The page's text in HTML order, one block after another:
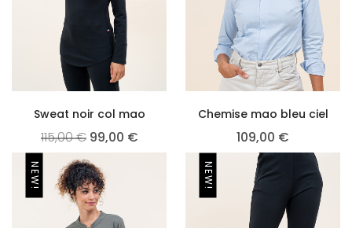
Sweat noir col mao
115,00€ 99,00 €
Chemise mao bleu ciel
109,00 €
NEW! NEW!